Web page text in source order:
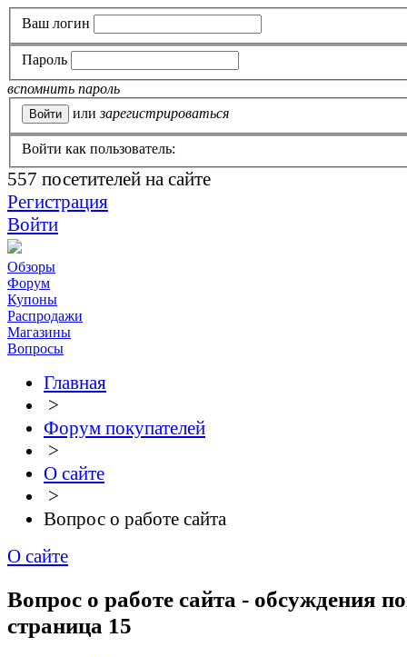
Ваш логин
Пароль
вспомнить пароль
или зарегистрироваться
Войти как пользователь:
557 посетителей на сайте
Регистрация
Войти
Обзоры
Форум
Купоны
Распродажи
Магазины
Вопросы
Главная
>
Форум покупателей
>
О сайте
>
Вопрос о работе сайта
О сайте
Вопрос о работе сайта - обсуждения
страница 15